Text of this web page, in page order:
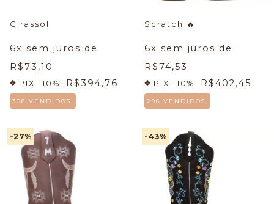
Girassol
6x sem juros de
R$73,10
PIX -10%: R$394,76
308 VENDIDOS.
Scratch 🔥
6x sem juros de
R$74,53
PIX -10%: R$402,45
296 VENDIDOS.
-27% -43%